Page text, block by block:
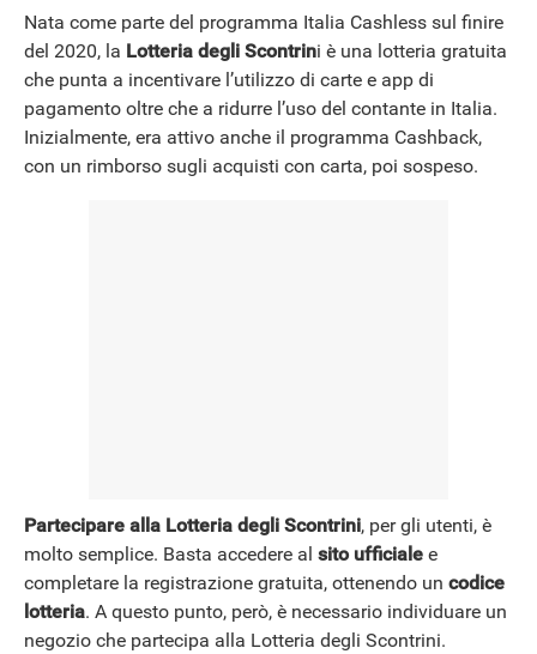
elettronici e nuove tecnologie applicate al mondo
automotive. È entrato in Libero Tecnologia nel 2018.
Nata come parte del programma Italia Cashless sul finire
del 2020, la Lotteria degli Scontrini è una lotteria gratuita
che punta a incentivare l’utilizzo di carte e app di
pagamento oltre che a ridurre l’uso del contante in Italia.
Inizialmente, era attivo anche il programma Cashback,
con un rimborso sugli acquisti con carta, poi sospeso.
Partecipare alla Lotteria degli Scontrini, per gli utenti, è
molto semplice. Basta accedere al sito ufficiale e
completare la registrazione gratuita, ottenendo un codice
lotteria. A questo punto, però, è necessario individuare un
negozio che partecipa alla Lotteria degli Scontrini.